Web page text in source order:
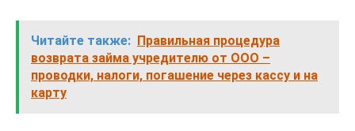
Читайте также: Правильная процедура
возврата займа учредителю от ООО –
проводки, налоги, погашение через кассу и на
карту